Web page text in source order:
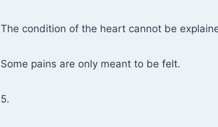
The condition of the heart cannot be
Some pains are only meant to be felt.
5.